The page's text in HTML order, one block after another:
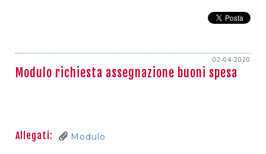
02-04-2020
Modulo richiesta assegnazione buoni spesa
Allegati: Modulo